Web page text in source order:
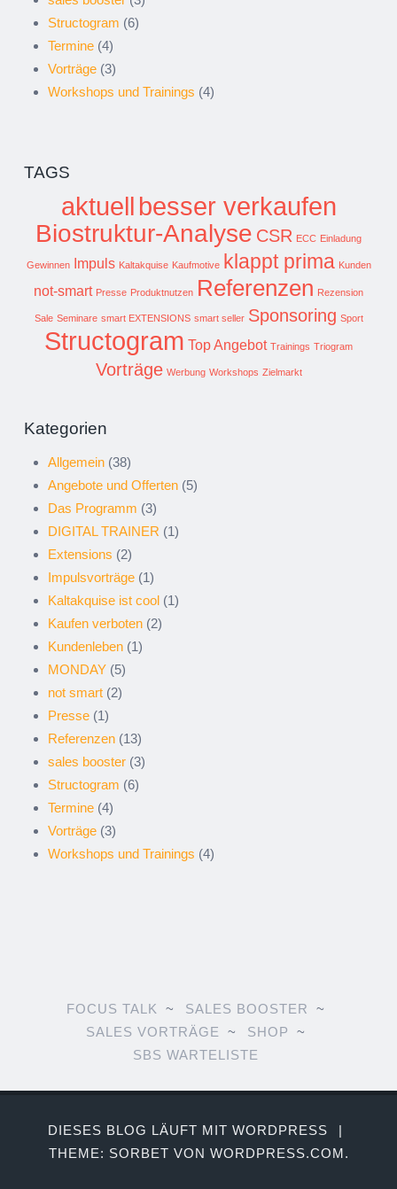
Structogram (6)
Termine (4)
Vorträge (3)
Workshops und Trainings (4)
TAGS
aktuell besser verkaufen
Biostruktur-Analyse CSR ECC Einladung
Gewinnen Impuls Kaltakquise Kaufmotive klappt prima Kunden
not-smart Presse Produktnutzen Referenzen Rezension
Sale Seminare smart EXTENSIONS smart seller Sponsoring Sport
Structogram Top Angebot Trainings Triogram
Vorträge Werbung Workshops Zielmarkt
Kategorien
Allgemein (38)
Angebote und Offerten (5)
Das Programm (3)
DIGITAL TRAINER (1)
Extensions (2)
Impulsvorträge (1)
Kaltakquise ist cool (1)
Kaufen verboten (2)
Kundenleben (1)
MONDAY (5)
not smart (2)
Presse (1)
Referenzen (13)
sales booster (3)
Structogram (6)
Termine (4)
Vorträge (3)
Workshops und Trainings (4)
FOCUS TALK
SALES BOOSTER
SALES VORTRÄGE
SHOP
SBS WARTELISTE
DIESES BLOG LÄUFT MIT WORDPRESS
|
THEME: SORBET VON WORDPRESS.COM.